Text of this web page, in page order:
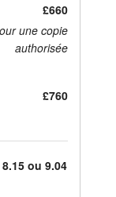
£660
une copie
authorisée
£760
ou 9.04